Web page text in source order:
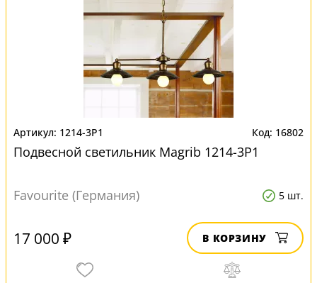
1214-3P1 16802
Подвесной светильник Magrib 1214-3P1
Favourite (Германия) 5 шт.
17 000 ₽ В КОРЗИНУ